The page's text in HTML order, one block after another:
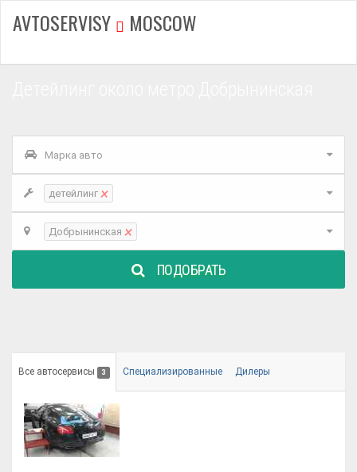
AVTOSERVISY MOSCOW
Марка авто
детейлинг ×
Добрынинская ×
ПОДОБРАТЬ
Все автосервисы 3 Специализированные Дилеры